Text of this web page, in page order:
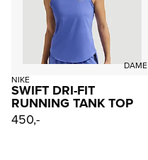
DAME
NIKE
SWIFT DRI-FIT
RUNNING TANK TOP
450,-